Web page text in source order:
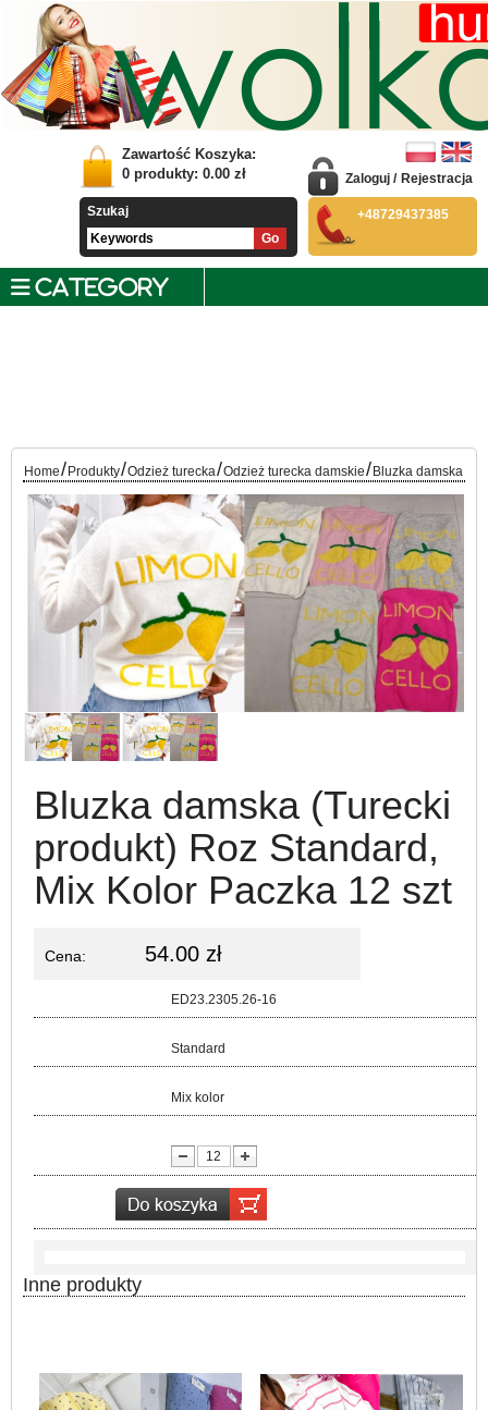
Zawartość Koszyka:
0 produkty: 0.00 zł
Szukaj
Zaloguj / Rejestracja
+48729437385
CATEGORY
Home/ Produkty/Odzież turecka/Odzież turecka damskie/ Bluzka damska
Bluzka damska (Turecki
produkt) Roz Standard,
Mix Kolor Paczka 12 szt
Cena: 54.00 zł
ED23.2305.26-16
Standard
Mix kolor
Inne produkty